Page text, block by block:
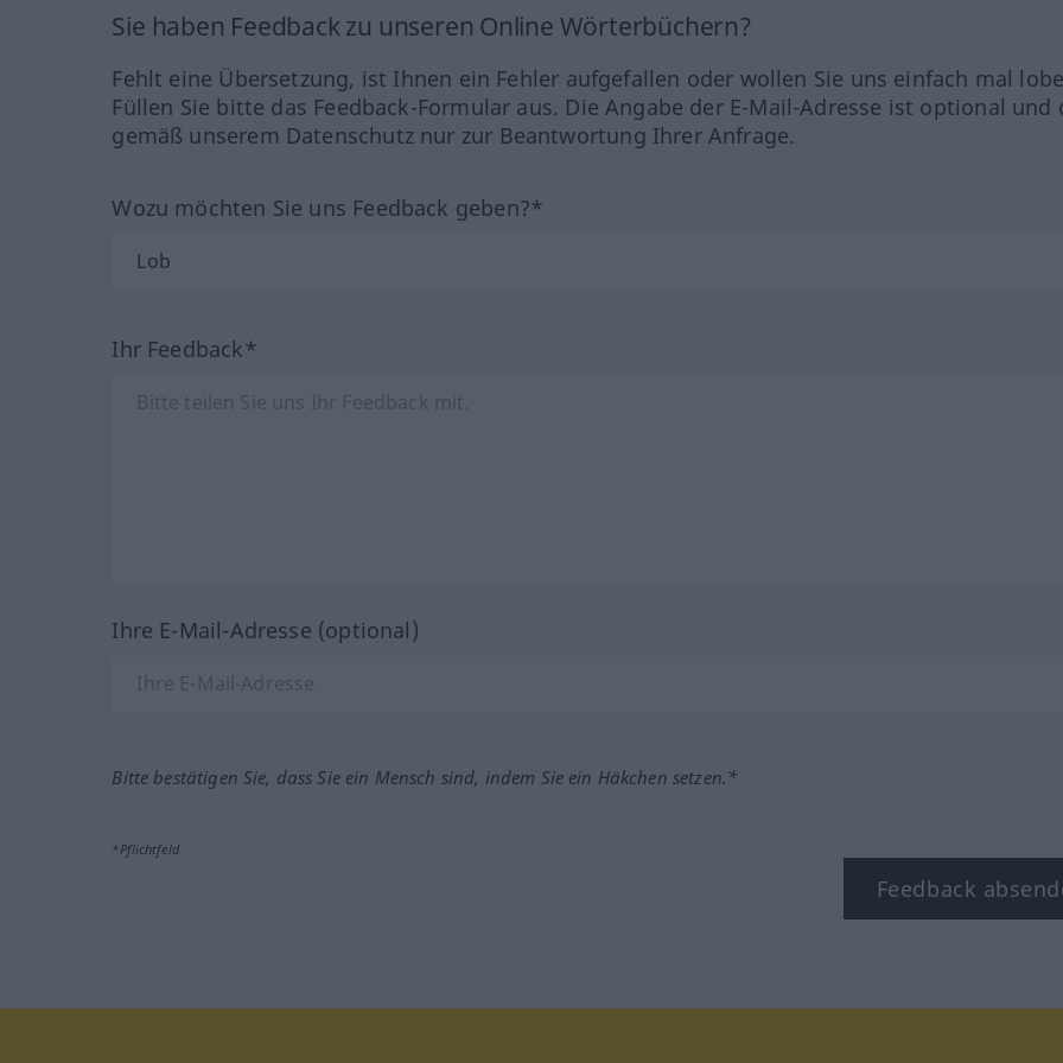
Sie haben Feedback zu unseren Online Wörterbüchern?
Fehlt eine Übersetzung, ist Ihnen ein Fehler aufgefallen oder wollen Sie uns einfach mal
Füllen Sie bitte das Feedback-Formular aus. Die Angabe der E-Mail-Adresse ist optional und
gemäß unserem Datenschutz nur zur Beantwortung Ihrer Anfrage.
Wozu möchten Sie uns Feedback geben?*
Ihr Feedback*
Ihre E-Mail-Adresse (optional)
Bitte bestätigen Sie, dass Sie ein Mensch sind, indem Sie ein Häkchen setzen.*
*Pflichtfeld
Feedback